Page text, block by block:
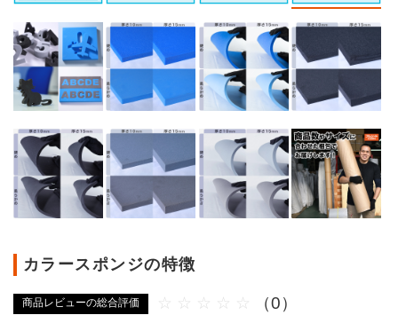
カラースポンジの特徴
商品レビューの総合評価 ☆ ☆ ☆ ☆ ☆ （0）